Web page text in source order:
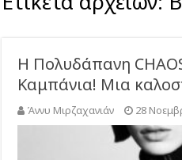
Η Πολυδάπανη
Καμπάνια! Μια
Άννυ Μιρζαχανιάν 28